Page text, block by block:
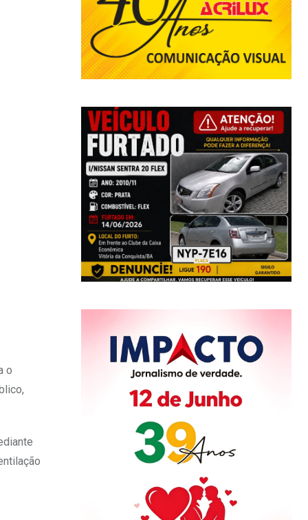
o